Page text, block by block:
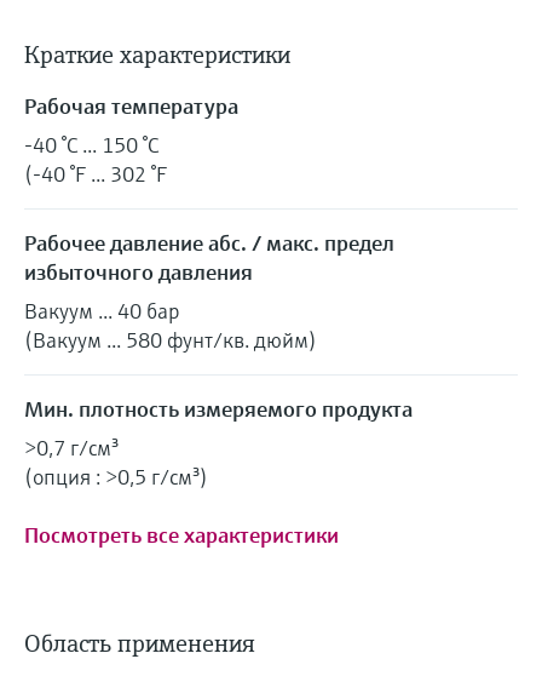
Краткие характеристики
Рабочая температура
-40 °C ... 150 °C
(-40 °F ... 302 °F
Рабочее давление абс. / макс. предел
избыточного давления
Вакуум ... 40 бар
(Вакуум ... 580 фунт/кв. дюйм)
Мин. плотность измеряемого продукта
>0,7 г/см³
(опция : >0,5 г/см³)
Посмотреть все характеристики
Область применения